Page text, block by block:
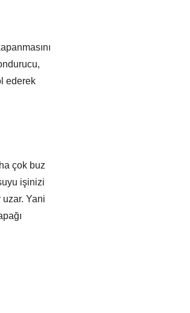
ederek
çok buz
işinizi
uzar. Yani